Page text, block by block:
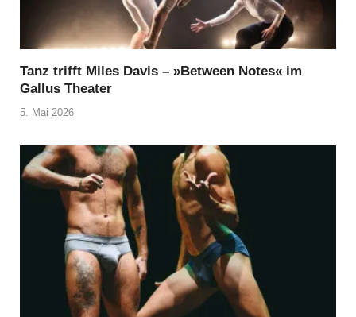
Tanz trifft Miles Davis – »Between Notes« im
Gallus Theater
5. Mai 2026